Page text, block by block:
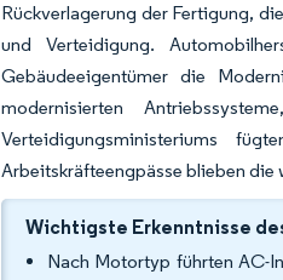
Rückverlagerung der Fertigung,
und Verteidigung.
Gebäudeeigentümer die
modernisierten
Verteidigungsministeriums
Arbeitskräfteengpässe blieben
Wichtigste Erkenntnisse
Nach Motortyp führten AC-